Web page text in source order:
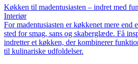
Køkken til madentusiasten – indret med
Interiør
For madentusiasten er køkkenet mere end
sted for smag, sans og skaberglæde. Få
indretter et køkken, der kombinerer
til kulinariske udfoldelser.